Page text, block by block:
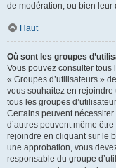
de modération, ou bien leur
Haut
Où sont les groupes
Vous pouvez consulter tous
« Groupes d’utilisateurs »
vous souhaitez en
tous les groupes
Certains peuvent
d’autres peuvent même
rejoindre en cliquant sur le
une approbation, vous
responsable du groupe